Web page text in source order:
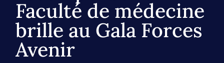
Faculté de médecine
brille au Gala Forces
Avenir